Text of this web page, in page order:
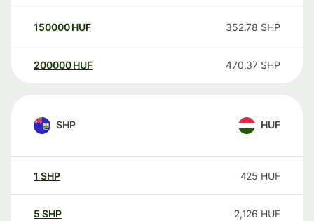
150000 HUF 352.78 SHP
200000 HUF 470.37 SHP
SHP HUF
1 SHP 425 HUF
5 SHP 2,126 HUF